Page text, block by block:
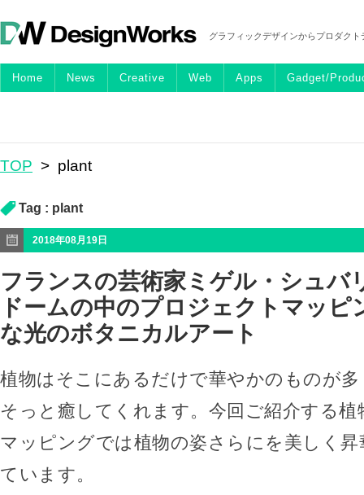
グラフィックデザインからプロダク
Home News Creative Web Apps Gadget/
TOP > plant
Tag : plant
2018年08月19日
フランスの芸術家ミゲル・シュバ
ドームの中のプロジェクトマッピ
な光のボタニカルアート
植物はそこにあるだけで華やかのものが
そっと癒してくれます。今回ご紹介する
マッピングでは植物の姿さらにを美しく
ています。